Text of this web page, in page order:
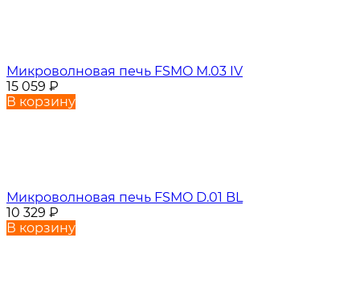
Микроволновая печь FSMO M.03 IV
15 059 ₽
В корзину
Микроволновая печь FSMO D.01 BL
10 329 ₽
В корзину